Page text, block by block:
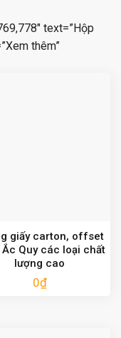
text=”Hộp
thêm”
giấy carton, offset
Quy các loại chất
lượng cao
0₫